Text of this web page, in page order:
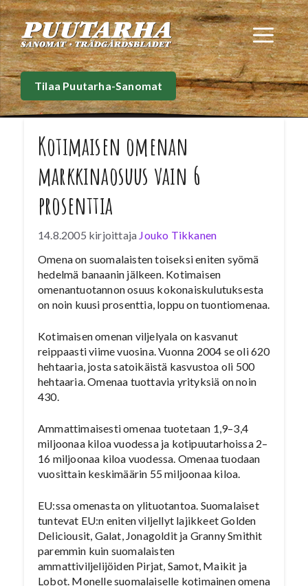
Siirry
sisältöön
Tilaa Puutarha-Sanomat
Kotimaisen omenan
markkinaosuus vain 6
prosenttia
14.8.2005 kirjoittaja Jouko Tikkanen
Omena on suomalaisten toiseksi eniten syömä
hedelmä banaanin jälkeen. Kotimaisen
omenantuotannon osuus kokonaiskulutuksesta
on noin kuusi prosenttia, loppu on tuontiomenaa.
Kotimaisen omenan viljelyala on kasvanut
reippaasti viime vuosina. Vuonna 2004 se oli 620
hehtaaria, josta satoikäistä kasvustoa oli 500
hehtaaria. Omenaa tuottavia yrityksiä on noin
430.
Ammattimaisesti omenaa tuotetaan 1,9–3,4
miljoonaa kiloa vuodessa ja kotipuutarhoissa 2–
16 miljoonaa kiloa vuodessa. Omenaa tuodaan
vuosittain keskimäärin 55 miljoonaa kiloa.
EU:ssa omenasta on ylituotantoa. Suomalaiset
tuntevat EU:n eniten viljellyt lajikkeet Golden
Deliciousit, Galat, Jonagoldit ja Granny Smithit
paremmin kuin suomalaisten
ammattiviljelijöiden Pirjat, Samot, Maikit ja
Lobot. Monelle suomalaiselle kotimainen omena